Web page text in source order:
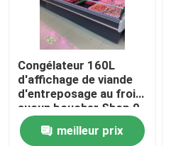
Congélateur 160L
d'affichage de viande
d'entreposage au froid
aucun boucher Shop 0
- de porte ℃ 5 plus
frais
meilleur prix